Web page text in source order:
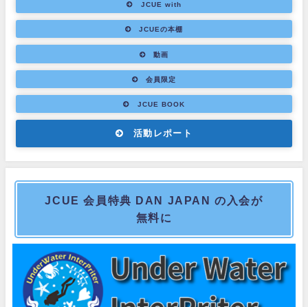
JCUE with
JCUEの本棚
動画
会員限定
JCUE BOOK
活動レポート
JCUE 会員特典 DAN JAPAN の入会が
無料に